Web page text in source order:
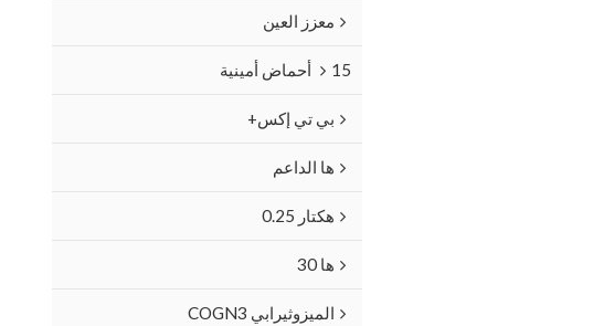
معزز العين
15 أحماض أمينية
بي تي إكس+
ها الداعم
هكتار 0.25
ها 30
الميزوثيرابي COGN3